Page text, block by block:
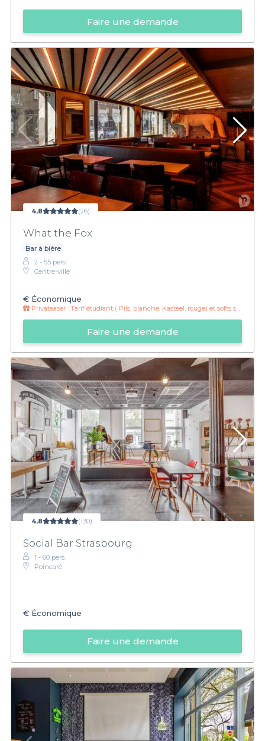
Faire une demande
4,8 (26)
What the Fox
Bar à bière
2 - 55 pers.
Centre-ville
€ Économique
Privateaser : Tarif étudiant ( Pils, blanche, Kasteel, rouge) et softs sur présentation de la carte étudiante
Faire une demande
4,8 (130)
Social Bar Strasbourg
1 - 60 pers.
Poincaré
€ Économique
Faire une demande